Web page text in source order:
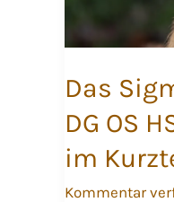
Das
DG OS
im
Kommentar